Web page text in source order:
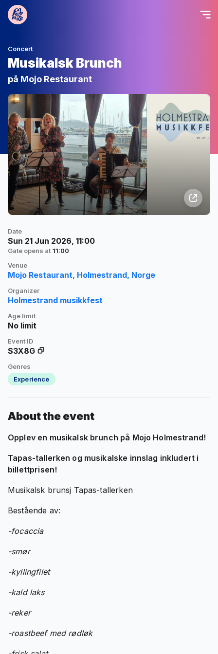
Concert
Musikalsk Brunch
på Mojo Restaurant
Date
Sun 21 Jun 2026, 11:00
Gate opens at 11:00
Venue
Mojo Restaurant, Holmestrand, Norge
Organizer
Holmestrand musikkfest
Age limit
No limit
Event ID
S3X8G
Genres
Experience
About the event
Opplev en musikalsk brunch på Mojo Holmestrand!
Tapas-tallerken og musikalske innslag inkludert i
billettprisen!
Musikalsk brunsj Tapas-tallerken
Bestående av:
-focaccia
-smør
-kyllingfilet
-kald laks
-reker
-roastbeef med rødløk